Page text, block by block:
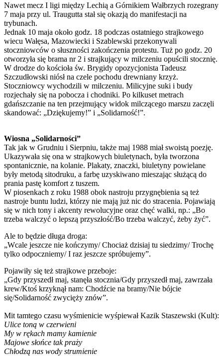
Nawet mecz I ligi między Lechią a Górnikiem Wałbrzych rozegrany
7 maja przy ul. Traugutta stał się okazją do manifestacji na
trybunach.
Jednak 10 maja około godz. 18 podczas ostatniego strajkowego
wiecu Wałęsa, Mazowiecki i Szablewski przekonywali
stoczniowców o słuszności zakończenia protestu. Tuż po godz. 20
otworzyła się brama nr 2 i strajkujący w milczeniu opuścili stocznię.
W drodze do kościoła św. Brygidy opozycjonista Tadeusz
Szczudłowski niósł na czele pochodu drewniany krzyż.
Stoczniowcy wychodzili w milczeniu. Milicyjne suki i budy
rozjechały się na pobocza i chodniki. Po kilkuset metrach
gdańszczanie na ten przejmujący widok milczącego marszu zaczęli
skandować: „Dziękujemy!” i „Solidarność!”.
Wiosna „Solidarności”
Tak jak w Grudniu i Sierpniu, także maj 1988 miał swoistą poezję.
Ukazywała się ona w strajkowych biuletynach, była tworzona
spontanicznie, na kolanie. Plakaty, znaczki, biuletyny powielane
były metodą sitodruku, a farbę uzyskiwano mieszając służącą do
prania pastę komfort z tuszem.
W piosenkach z roku 1988 obok nastroju przygnębienia są też
nastroje buntu ludzi, którzy nie mają już nic do stracenia. Pojawiają
się w nich tony i akcenty rewolucyjne oraz chęć walki, np.: „Bo
trzeba walczyć o lepszą przyszłość/Bo trzeba walczyć, żeby żyć”.
Ale to będzie długa droga:
„Wcale jeszcze nie kończymy/ Chociaż dzisiaj tu siedzimy/ Trochę
tylko odpoczniemy/ I raz jeszcze spróbujemy”.
Pojawiły się też strajkowe przeboje:
„Gdy przyszedł maj, stanęła stocznia/Gdy przyszedł maj, zawrzała
krew/Ktoś krzyknął nam: Chodźcie na bramy/Nie bójcie
się/Solidarność zwycięży znów”.
Mit tamtego czasu wyśmienicie wyśpiewał Kazik Staszewski (Kult):
Ulice toną w czerwieni
My w rękach mamy kamienie
Majowe słońce tak praży
Chłodzą nas wody strumienie